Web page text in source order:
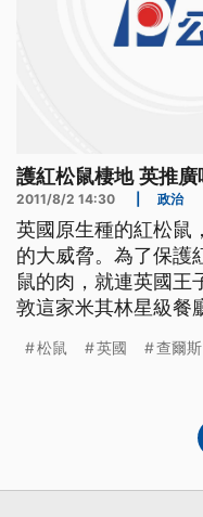
護紅松鼠棲地 英推廣
2011/8/2 14:30 政治
英國原生種的紅松鼠
的大威脅。為了保護
鼠的肉，就連英國王
敦這家米其林星級餐
這可憐的小傢伙-骨
松鼠 英國 查爾斯